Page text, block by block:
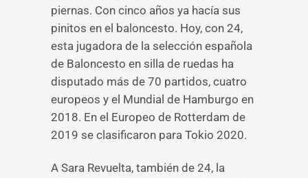
piernas. Con cinco años ya hacía sus
pinitos en el baloncesto. Hoy, con 24,
esta jugadora de la selección española
de Baloncesto en silla de ruedas ha
disputado más de 70 partidos, cuatro
europeos y el Mundial de Hamburgo en
2018. En el Europeo de Rotterdam de
2019 se clasificaron para Tokio 2020.
A Sara Revuelta, también de 24, la